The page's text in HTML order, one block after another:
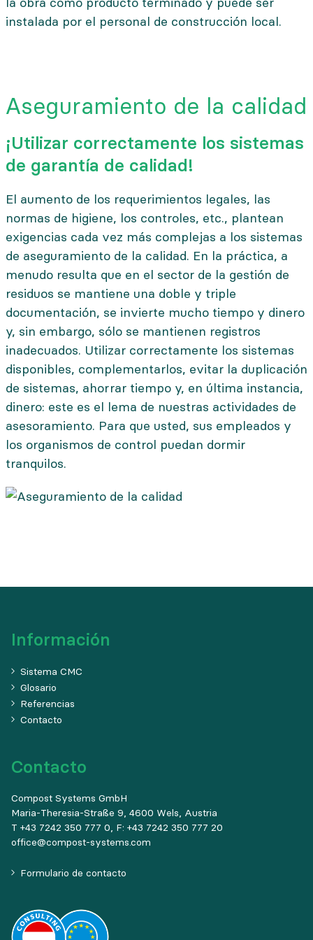
instalada por el personal de construcción local.
Aseguramiento de la calidad
¡Utilizar correctamente los sistemas
de garantía de calidad!
El aumento de los requerimientos legales, las
normas de higiene, los controles, etc., plantean
exigencias cada vez más complejas a los sistemas
de aseguramiento de la calidad. En la práctica, a
menudo resulta que en el sector de la gestión de
residuos se mantiene una doble y triple
documentación, se invierte mucho tiempo y dinero
y, sin embargo, sólo se mantienen registros
inadecuados. Utilizar correctamente los sistemas
disponibles, complementarlos, evitar la duplicación
de sistemas, ahorrar tiempo y, en última instancia,
dinero: este es el lema de nuestras actividades de
asesoramiento. Para que usted, sus empleados y
los organismos de control puedan dormir
tranquilos.
Información
Sistema CMC
Glosario
Referencias
Contacto
Contacto
Compost Systems GmbH
Maria-Theresia-Straße 9, 4600 Wels, Austria
T +43 7242 350 777 0, F: +43 7242 350 777 20
office@compost-systems.com
Formulario de contacto